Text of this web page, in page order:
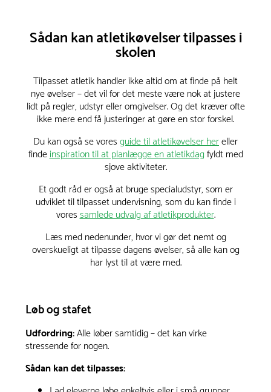
Sådan kan atletikøvelser tilpasses i
skolen
Tilpasset atletik handler ikke altid om at finde på helt
nye øvelser – det vil for det meste være nok at justere
lidt på regler, udstyr eller omgivelser. Og det kræver ofte
ikke mere end få justeringer at gøre en stor forskel.
Du kan også se voresguide til atletikøvelser hereller
findeinspiration til at planlægge en atletikdagfyldt med
sjove aktiviteter.
Et godt råd er også at bruge specialudstyr, som er
udviklet til tilpasset undervisning, som du kan finde i
voressamlede udvalg af atletikprodukter.
Læs med nedenunder, hvor vi gør det nemt og
overskueligt at tilpasse dagens øvelser, så alle kan og
har lyst til at være med.
Løb og stafet
Udfordring:Alle løber samtidig – det kan virke
stressende for nogen.
Sådan kan det tilpasses: